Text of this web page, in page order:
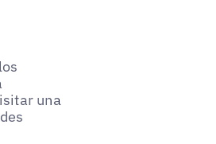
una